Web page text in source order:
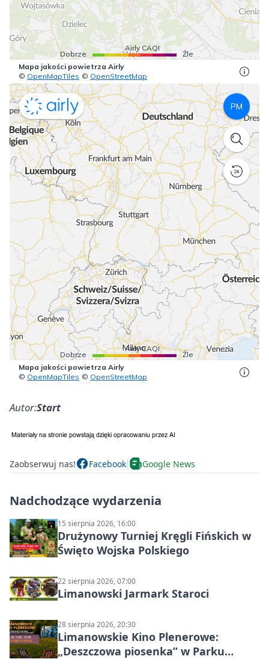
Autor:Start
Zaobserwuj nas! Facebook Google News
Nadchodzące wydarzenia
15 sierpnia 2026, 16:00
Drużynowy Turniej Kręgli Fińskich w
Święto Wojska Polskiego
22 sierpnia 2026, 07:00
Limanowski Jarmark Staroci
28 sierpnia 2026, 20:30
Limanowskie Kino Plenerowe:
„Deszczowa piosenka” w Parku